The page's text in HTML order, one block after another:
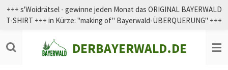
Zum
Hauptinhalt
DERBAYERWALD.DE
+++ s'Woidrätsel - gewinne jeden Monat das ORIGINAL BAYERWALD
T-SHIRT +++ in Kürze: "making of" Bayerwald-ÜBERQUERUNG" +++